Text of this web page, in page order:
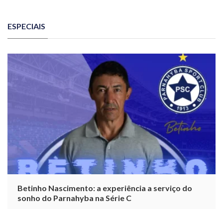
ESPECIAIS
Betinho Nascimento: a experiência a serviço do
sonho do Parnahyba na Série C